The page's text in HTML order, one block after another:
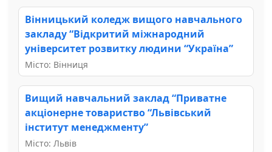
Вінницький коледж вищого навчального
закладу “Відкритий міжнародний
університет розвитку людини “Україна”
Місто: Вінниця
Вищий навчальний заклад “Приватне
акціонерне товариство “Львівський
інститут менеджменту”
Місто: Львів